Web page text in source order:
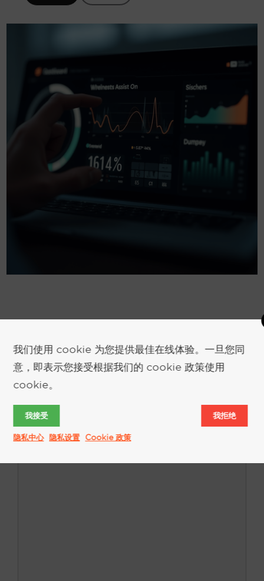
别
博客
情绪香氛循环™：警醒 - 清爽 - 舒适 - 放松
They said the air couldn’t be digitized
发表评论
评
我们使用 cookie 为您提供最佳在线体验。一旦您同
意，即表示您接受根据我们的 cookie 政策使用
cookie。
我接受 我拒绝
隐私中心 隐私设置 Cookie 政策